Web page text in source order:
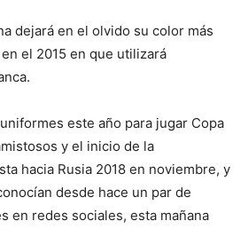
dejará en el olvido su color más
el 2015 en que utilizará
este año para jugar Copa
y el inicio de la
hacia Rusia 2018 en noviembre, y
desde hace un par de
en redes sociales, esta mañana